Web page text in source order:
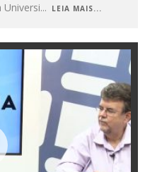
... LEIA MAIS...